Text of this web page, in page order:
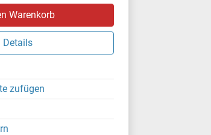
Warenkorb
Details
zufügen